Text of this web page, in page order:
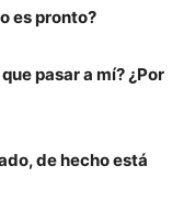
es pronto?
pasar a mí? ¿Por
de hecho está